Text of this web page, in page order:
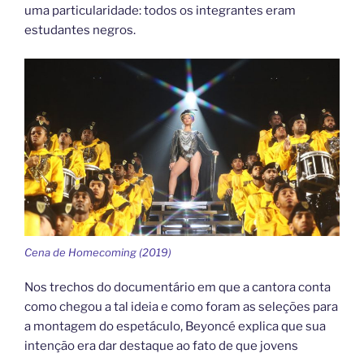
uma particularidade: todos os integrantes eram
estudantes negros.
Cena de Homecoming (2019)
Nos trechos do documentário em que a cantora conta
como chegou a tal ideia e como foram as seleções para
a montagem do espetáculo, Beyoncé explica que sua
intenção era dar destaque ao fato de que jovens